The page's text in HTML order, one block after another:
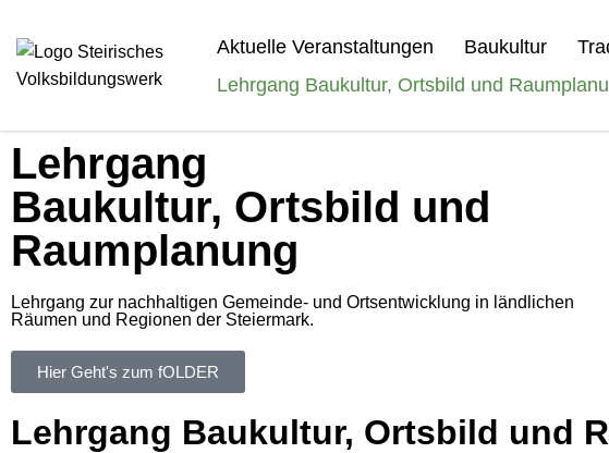
Zum
Inhalt
Aktuelle Veranstaltungen Baukultur
Lehrgang Baukultur, Ortsbild und
Lehrgang
Baukultur, Ortsbild und
Raumplanung
Lehrgang zur nachhaltigen Gemeinde- und Ortsentwicklung in ländlichen
Räumen und Regionen der Steiermark.
Hier Geht's zum fOLDER
Lehrgang Baukultur, Ortsbild und